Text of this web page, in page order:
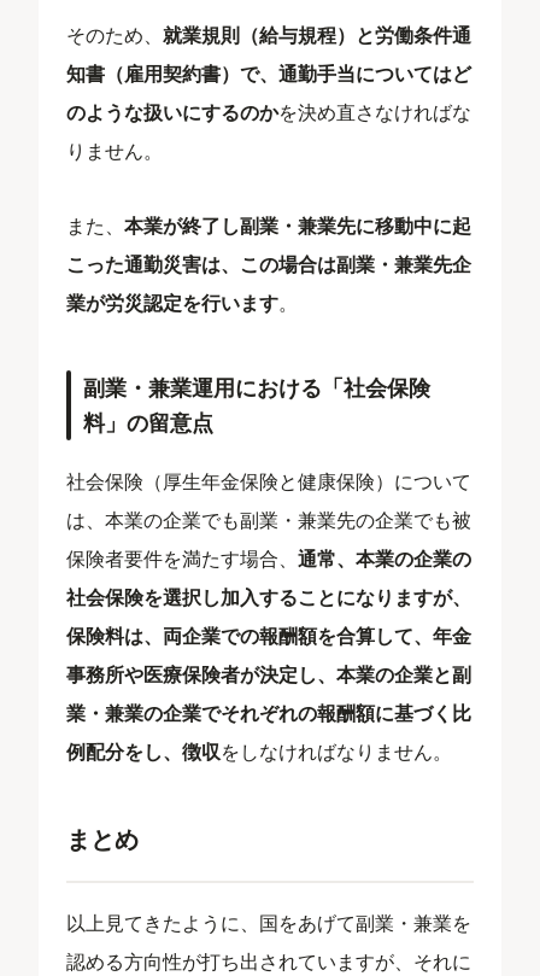
そのため、就業規則（給与規程）と労働条件通
知書（雇用契約書）で、通勤手当についてはど
のような扱いにするのかを決め直さなければな
りません。
また、本業が終了し副業・兼業先に移動中に起
こった通勤災害は、この場合は副業・兼業先企
業が労災認定を行います。
副業・兼業運用における「社会保険
料」の留意点
社会保険（厚生年金保険と健康保険）について
は、本業の企業でも副業・兼業先の企業でも被
保険者要件を満たす場合、通常、本業の企業の
社会保険を選択し加入することになりますが、
保険料は、両企業での報酬額を合算して、年金
事務所や医療保険者が決定し、本業の企業と副
業・兼業の企業でそれぞれの報酬額に基づく比
例配分をし、徴収をしなければなりません。
まとめ
以上見てきたように、国をあげて副業・兼業を
認める方向性が打ち出されていますが、それに